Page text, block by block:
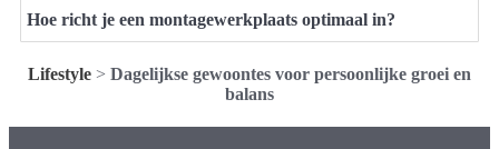
Hoe richt je een montagewerkplaats optimaal in?
Lifestyle > Dagelijkse gewoontes voor persoonlijke groei en
balans